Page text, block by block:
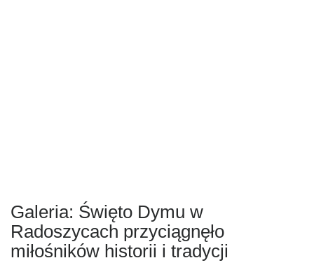
Galeria: Święto Dymu w
Radoszycach przyciągnęło
miłośników historii i tradycji